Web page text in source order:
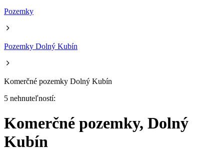
Pozemky
Pozemky Dolný Kubín
Komerčné pozemky Dolný Kubín
5 nehnuteľností:
Komerčné pozemky, Dolný
Kubín